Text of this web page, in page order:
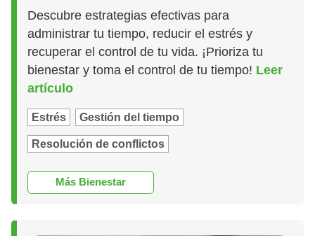
Descubre estrategias efectivas para
administrar tu tiempo, reducir el estrés y
recuperar el control de tu vida. ¡Prioriza tu
bienestar y toma el control de tu tiempo! Leer
artículo
Estrés Gestión del tiempo
Resolución de conflictos
Más Bienestar